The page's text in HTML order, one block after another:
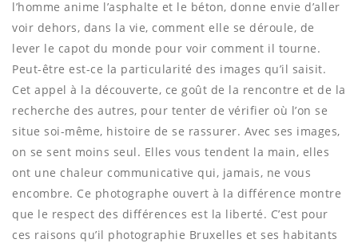
l’homme anime l’asphalte et le béton, donne envie d’aller
voir dehors, dans la vie, comment elle se déroule, de
lever le capot du monde pour voir comment il tourne.
Peut-être est-ce la particularité des images qu’il saisit.
Cet appel à la découverte, ce goût de la rencontre et de la
recherche des autres, pour tenter de vérifier où l’on se
situe soi-même, histoire de se rassurer. Avec ses images,
on se sent moins seul. Elles vous tendent la main, elles
ont une chaleur communicative qui, jamais, ne vous
encombre. Ce photographe ouvert à la différence montre
que le respect des différences est la liberté. C’est pour
ces raisons qu’il photographie Bruxelles et ses habitants